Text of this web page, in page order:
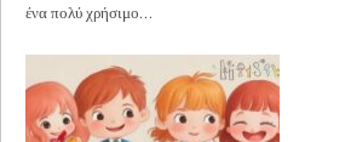
ένα πολύ χρήσιμο…